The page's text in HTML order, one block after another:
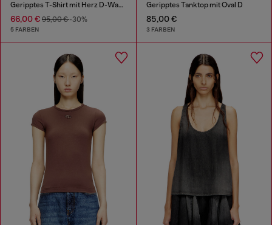
Geripptes T-Shirt mit Herz D-Wasserfarbe-Effekt
66,00 € 95,00 €-30%
5 FARBEN
Geripptes Tanktop mit Oval D
85,00 €
3 FARBEN